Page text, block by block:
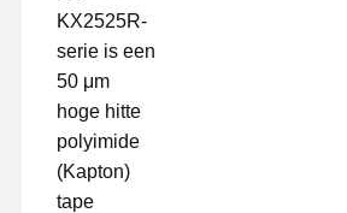
KX2525R-
serie is een
50 μm
hoge hitte
polyimide
(Kapton)
tape